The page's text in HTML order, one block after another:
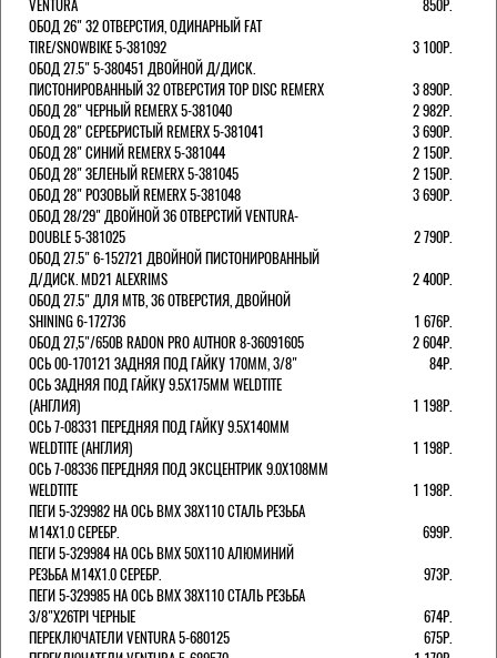
VENTURA
850Р.
ОБОД 26" 32 ОТВЕРСТИЯ, ОДИНАРНЫЙ FAT
TIRE/SNOWBIKE 5-381092
3 100Р.
ОБОД 27.5" 5-380451 ДВОЙНОЙ Д/ДИСК.
ПИСТОНИРОВАННЫЙ 32 ОТВЕРСТИЯ TOP DISC REMERX
3 890Р.
ОБОД 28" ЧЕРНЫЙ REMERX 5-381040
2 982Р.
ОБОД 28" СЕРЕБРИСТЫЙ REMERX 5-381041
3 690Р.
ОБОД 28" СИНИЙ REMERX 5-381044
2 150Р.
ОБОД 28" ЗЕЛЕНЫЙ REMERX 5-381045
2 150Р.
ОБОД 28" РОЗОВЫЙ REMERX 5-381048
3 690Р.
ОБОД 28/29" ДВОЙНОЙ 36 ОТВЕРСТИЙ VENTURA-
DOUBLE 5-381025
2 790Р.
ОБОД 27.5" 6-152721 ДВОЙНОЙ ПИСТОНИРОВАННЫЙ
Д/ДИСК. MD21 ALEXRIMS
2 400Р.
ОБОД 27.5" ДЛЯ MTB, 36 ОТВЕРСТИЯ, ДВОЙНОЙ
SHINING 6-172736
1 676Р.
ОБОД 27,5"/650B RADON PRO AUTHOR 8-36091605
2 604Р.
ОСЬ 00-170121 ЗАДНЯЯ ПОД ГАЙКУ 170MM, 3/8"
84Р.
ОСЬ ЗАДНЯЯ ПОД ГАЙКУ 9.5Х175ММ WELDTITE
(АНГЛИЯ)
1 198Р.
ОСЬ 7-08331 ПЕРЕДНЯЯ ПОД ГАЙКУ 9.5Х140ММ
WELDTITE (АНГЛИЯ)
1 198Р.
ОСЬ 7-08336 ПЕРЕДНЯЯ ПОД ЭКСЦЕНТРИК 9.0Х108ММ
WELDTITE
1 198Р.
ПЕГИ 5-329982 НА ОСЬ BMX 38Х110 СТАЛЬ РЕЗЬБА
М14Х1.0 СЕРЕБР.
699Р.
ПЕГИ 5-329984 НА ОСЬ BMX 50Х110 АЛЮМИНИЙ
РЕЗЬБА М14Х1.0 СЕРЕБР.
973Р.
ПЕГИ 5-329985 НА ОСЬ BMX 38Х110 СТАЛЬ РЕЗЬБА
3/8"Х26TPI ЧЕРНЫЕ
674Р.
ПЕРЕКЛЮЧАТЕЛИ VENTURA 5-680125
675Р.